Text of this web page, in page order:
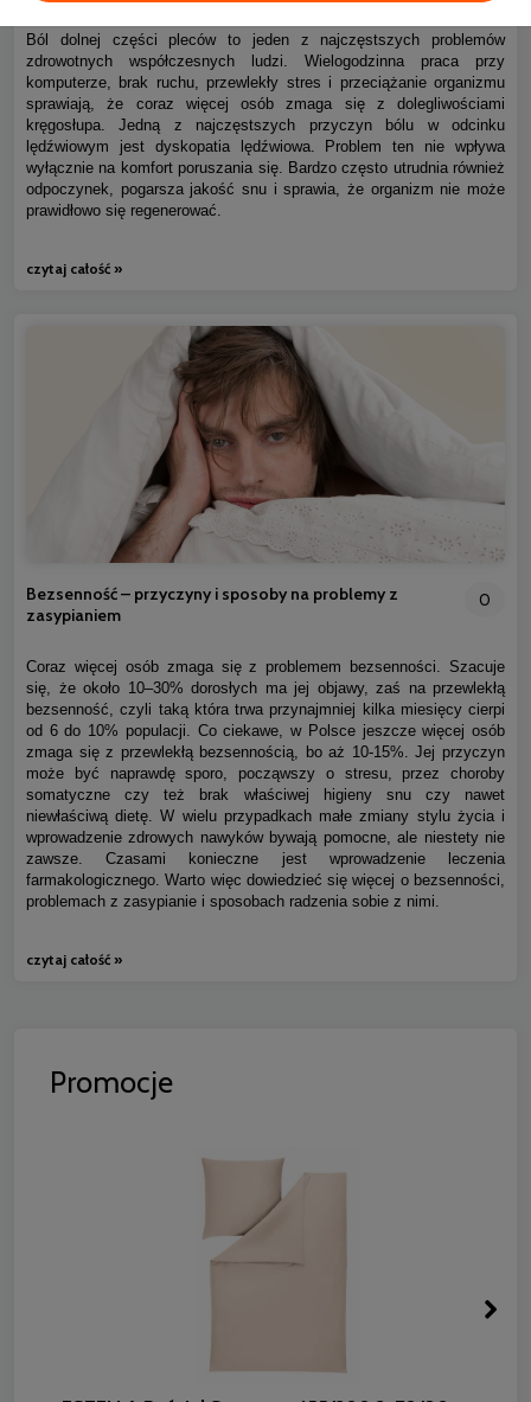
Ból dolnej części pleców to jeden z najczęstszych problemów
zdrowotnych współczesnych ludzi. Wielogodzinna praca przy
komputerze, brak ruchu, przewlekły stres i przeciążanie organizmu
sprawiają, że coraz więcej osób zmaga się z dolegliwościami
kręgosłupa. Jedną z najczęstszych przyczyn bólu w odcinku
lędźwiowym jest dyskopatia lędźwiowa. Problem ten nie wpływa
wyłącznie na komfort poruszania się. Bardzo często utrudnia również
odpoczynek, pogarsza jakość snu i sprawia, że organizm nie może
prawidłowo się regenerować.
czytaj całość »
Bezsenność – przyczyny i sposoby na problemy z
zasypianiem
0
Coraz więcej osób zmaga się z problemem bezsenności. Szacuje
się, że około 10–30% dorosłych ma jej objawy, zaś na przewlekłą
bezsenność, czyli taką która trwa przynajmniej kilka miesięcy cierpi
od 6 do 10% populacji. Co ciekawe, w Polsce jeszcze więcej osób
zmaga się z przewlekłą bezsennością, bo aż 10-15%. Jej przyczyn
może być naprawdę sporo, począwszy o stresu, przez choroby
somatyczne czy też brak właściwej higieny snu czy nawet
niewłaściwą dietę. W wielu przypadkach małe zmiany stylu życia i
wprowadzenie zdrowych nawyków bywają pomocne, ale niestety nie
zawsze. Czasami konieczne jest wprowadzenie leczenia
farmakologicznego. Warto więc dowiedzieć się więcej o bezsenności,
problemach z zasypianie i sposobach radzenia sobie z nimi.
czytaj całość »
Promocje